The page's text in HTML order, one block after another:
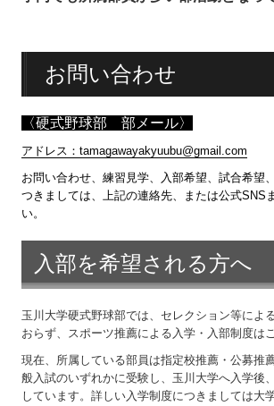
お問い合わせ
〈硬式野球部 部メール〉
アドレス：tamagawayakyuubu@gmail.com
お問い合わせ、練習見学、入部希望、試合希望
つきましては、上記の連絡先、または公式SNS
い。
入部を希望される方へ
玉川大学硬式野球部では、セレクション等によ
おらず、スポーツ推薦による入学・入部制度は
現在、所属している部員は指定校推薦・公募推
般入試のいずれかに受験し、玉川大学へ入学後
しています。詳しい入学制度につきましては大